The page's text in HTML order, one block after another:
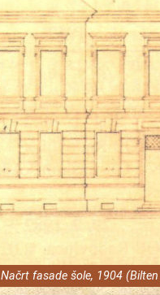
Načrt fasade šole, 1904 (Bilten